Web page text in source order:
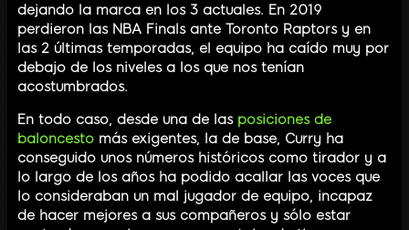
dejando la marca en los 3 actuales. En 2019
perdieron las NBA Finals ante Toronto Raptors y en
las 2 últimas temporadas, el equipo ha caído muy por
debajo de los niveles a los que nos tenían
acostumbrados.
En todo caso, desde una de las posiciones de
baloncesto más exigentes, la de base, Curry ha
conseguido unos números históricos como tirador y a
lo largo de los años ha podido acallar las voces que
lo consideraban un mal jugador de equipo, incapaz
de hacer mejores a sus compañeros y sólo estar